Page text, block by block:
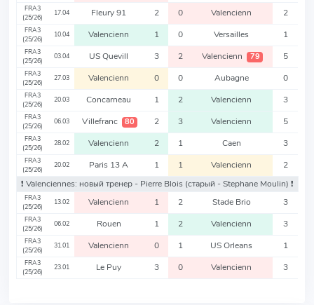
FRA3
(25/26)
17.04 Fleury 91 2 0 Valencienn 2
FRA3
(25/26)
10.04 Valencienn 1 0 Versailles 1
FRA3
(25/26)
03.04 US Quevill 3 2 Valencienn 79 5
FRA3
(25/26)
27.03 Valencienn 0 0 Aubagne 0
FRA3
(25/26)
20.03 Concarneau 1 2 Valencienn 3
FRA3
(25/26)
06.03 Villefranc 80 2 3 Valencienn 5
FRA3
(25/26)
28.02 Valencienn 2 1 Caen 3
FRA3
(25/26)
20.02 Paris 13 A 1 1 Valencienn
2
❗️ Valenciennes: новый тренер - Pierre Blois (старый - Stephane Moulin) ❗️
FRA3
(25/26)
13.02 Valencienn 1 2 Stade Brio 3
FRA3
(25/26)
06.02 Rouen 1 2 Valencienn 3
FRA3
(25/26)
31.01 Valencienn 0 1 US Orleans 1
FRA3
(25/26)
23.01 Le Puy 3 0 Valencienn 3